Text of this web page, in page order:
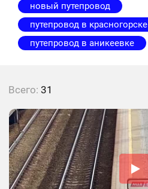
новый путепровод
путепровод в красногорске
путепровод в аникеевке
Всего: 31